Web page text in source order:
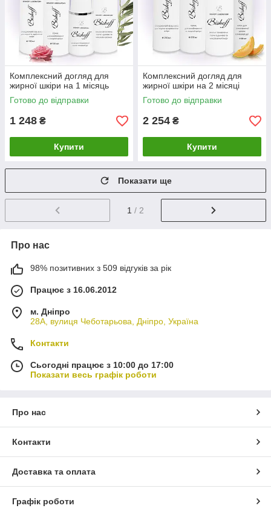
Комплексний догляд для
жирної шкіри на 1 місяць
Готово до відправки
1 248 ₴
Купити
Комплексний догляд для
жирної шкіри на 2 місяці
Готово до відправки
2 254 ₴
Купити
Показати ще
1 / 2
Про нас
98% позитивних з 509 відгуків за рік
Працює з 16.06.2012
м. Дніпро
28А, вулиця Чеботарьова, Дніпро, Україна
Контакти
Сьогодні працює з 10:00 до 17:00
Показати весь графік роботи
Про нас
Контакти
Доставка та оплата
Графік роботи